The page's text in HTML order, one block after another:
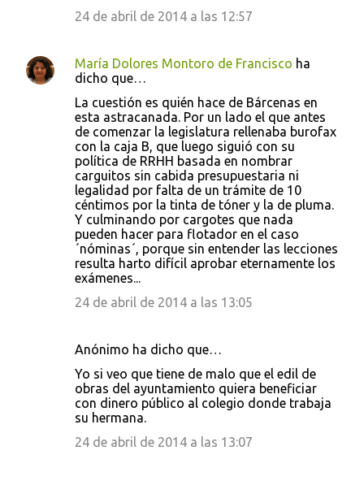
24 de abril de 2014 a las 12:57
María Dolores Montoro de Francisco ha
dicho que…
La cuestión es quién hace de Bárcenas en
esta astracanada. Por un lado el que antes
de comenzar la legislatura rellenaba burofax
con la caja B, que luego siguió con su
política de RRHH basada en nombrar
carguitos sin cabida presupuestaria ni
legalidad por falta de un trámite de 10
céntimos por la tinta de tóner y la de pluma.
Y culminando por cargotes que nada
pueden hacer para flotador en el caso
´nóminas´, porque sin entender las lecciones
resulta harto difícil aprobar eternamente los
exámenes...
24 de abril de 2014 a las 13:05
Anónimo ha dicho que…
Yo si veo que tiene de malo que el edil de
obras del ayuntamiento quiera beneficiar
con dinero público al colegio donde trabaja
su hermana.
24 de abril de 2014 a las 13:07